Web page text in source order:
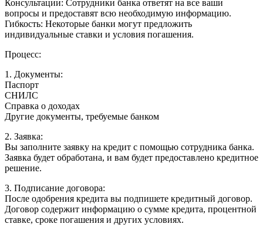
Консультации: Сотрудники банка ответят на все ваши
вопросы и предоставят всю необходимую информацию.
Гибкость: Некоторые банки могут предложить
индивидуальные ставки и условия погашения.
Процесс:
1. Документы:
Паспорт
СНИЛС
Справка о доходах
Другие документы, требуемые банком
2. Заявка:
Вы заполните заявку на кредит с помощью сотрудника банка.
Заявка будет обработана, и вам будет предоставлено кредитное
решение.
3. Подписание договора:
После одобрения кредита вы подпишете кредитный договор.
Договор содержит информацию о сумме кредита, процентной
ставке, сроке погашения и других условиях.